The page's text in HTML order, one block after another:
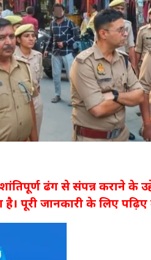
ढंग से संपन्न कराने के
पूरी जानकारी के लिए